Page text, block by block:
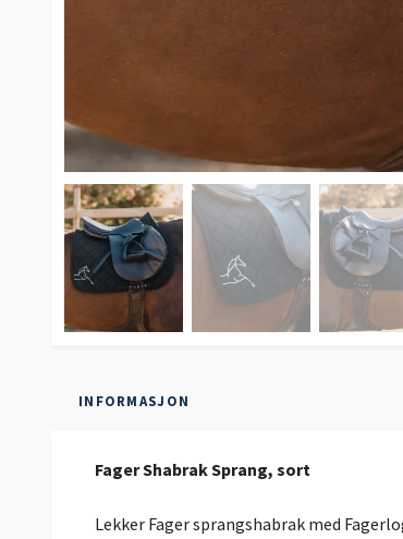
INFORMASJON
Fager Shabrak Sprang, sort
Lekker Fager sprangshabrak med